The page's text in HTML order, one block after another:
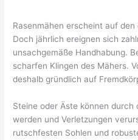
Rasenmähen erscheint auf
Doch jährlich ereignen sich
unsachgemäße Handhabung.
scharfen Klingen des Mähers.
deshalb gründlich auf
Steine oder Äste können durch
werden und Verletzungen
rutschfesten Sohlen und